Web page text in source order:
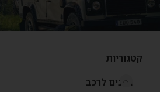
קטגוריות
גגונים לרכב